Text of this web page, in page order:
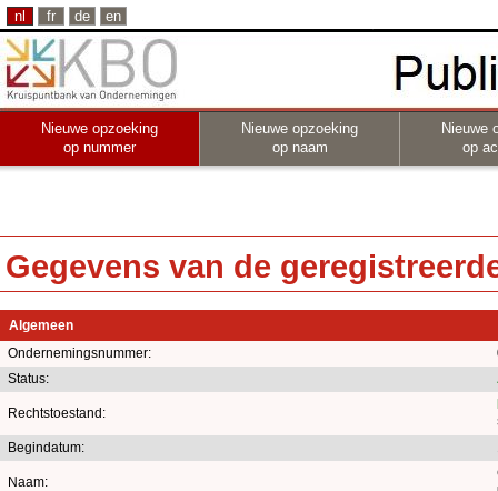
nl fr de en
Nieuwe opzoeking
op nummer
Nieuwe opzoeking
op naam
Nieuwe
op
Gegevens van de
Algemeen
Ondernemingsnummer:
Status:
Rechtstoestand:
Begindatum:
Naam: